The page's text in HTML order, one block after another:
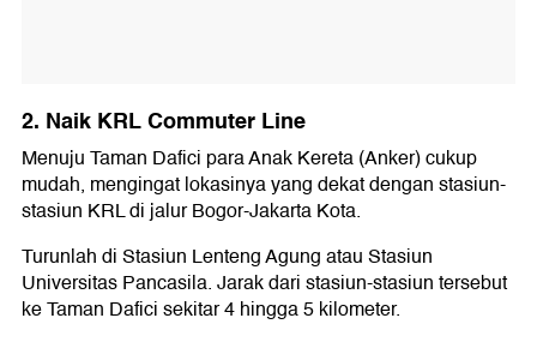
2. Naik KRL Commuter Line
Menuju Taman Dafici para Anak Kereta (Anker) cukup
mudah, mengingat lokasinya yang dekat dengan stasiun-
stasiun KRL di jalur Bogor-Jakarta Kota.
Turunlah di Stasiun Lenteng Agung atau Stasiun
Universitas Pancasila. Jarak dari stasiun-stasiun tersebut
ke Taman Dafici sekitar 4 hingga 5 kilometer.